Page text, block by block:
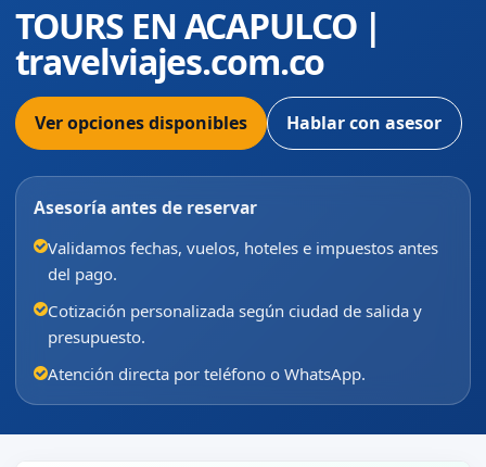
TOURS EN ACAPULCO |
travelviajes.com.co
Ver opciones disponibles Hablar con asesor
Asesoría antes de reservar
Validamos fechas, vuelos, hoteles e impuestos antes
del pago.
Cotización personalizada según ciudad de salida y
presupuesto.
Atención directa por teléfono o WhatsApp.